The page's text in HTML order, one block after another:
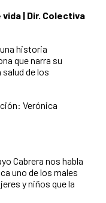
| Dir. Colectiva
historia
que narra su
de los
Verónica
Cabrera nos habla
uno de los males
y niños que la